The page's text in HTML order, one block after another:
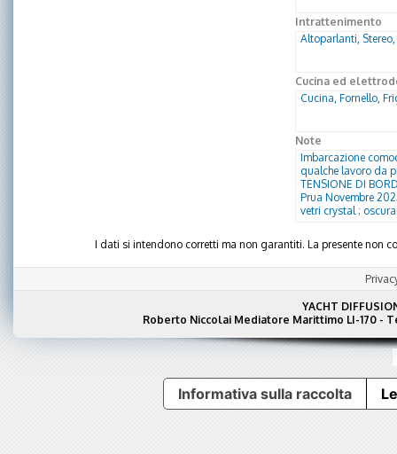
Intrattenimento
Altoparlanti, Stereo,
Cucina ed
Cucina, Fornello,
Note
Imbarcazione
qualche lavoro da
TENSIONE DI
Prua Novembre
vetri crystal ;
I dati si intendono corretti ma non garantiti. La presente non
YACHT
Roberto Niccolai Mediatore Marittimo LI-170 - Tel
Informativa sulla raccolta